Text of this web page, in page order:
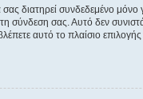
διατηρεί συνδεδεμένο
σύνδεση σας. Αυτό δεν
αυτό το πλαίσιο επιλογής